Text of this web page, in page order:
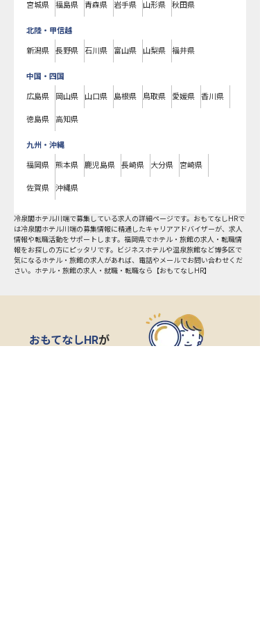
宮城県 福島県 青森県 岩手県 山形県 秋田県
北陸・甲信越
新潟県 長野県 石川県 富山県 山梨県 福井県
中国・四国
広島県 岡山県 山口県 島根県 鳥取県 愛媛県 香川県
徳島県 高知県
九州・沖縄
福岡県 熊本県 鹿児島県 長崎県 大分県 宮崎県
佐賀県 沖縄県
冷泉閣ホテル川端で募集している求人の詳細ページです。おもてなしHRで
は冷泉閣ホテル川端の募集情報に精通したキャリアアドバイザーが、求人
情報や転職活動をサポートします。福岡県でホテル・旅館の求人・転職情
報をお探しの方にピッタリです。ビジネスホテルや温泉旅館など博多区で
気になるホテル・旅館の求人があれば、電話やメールでお問い合わせくだ
さい。ホテル・旅館の求人・就職・転職なら【おもてなしHR】
おもてなしHRが